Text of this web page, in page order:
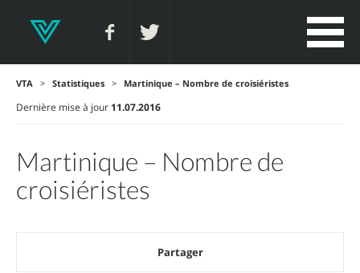
VTA > Statistiques > Martinique – Nombre de croisiéristes
Dernière mise à jour 11.07.2016
Martinique – Nombre de
croisiéristes
Partager